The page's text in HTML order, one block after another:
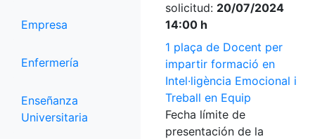
Empresa
Enfermería
Enseñanza
Universitaria
solicitud: 20/07/2024
14:00 h
1 plaça de Docent per
impartir formació en
Intel·ligència Emocional i
Treball en Equip
Fecha límite de
presentación de la